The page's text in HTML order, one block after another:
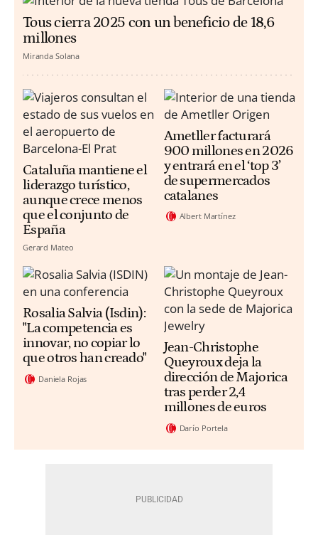
Tous cierra 2025 con un beneficio de 18,6
millones
Miranda Solana
Cataluña mantiene el
liderazgo turístico,
aunque crece menos
que el conjunto de
España
Gerard Mateo
Ametller facturará
900 millones en 2026
y entrará en el ‘top 3’
de supermercados
catalanes
Albert Martínez
Rosalia Salvia (Isdin):
"La competencia es
innovar, no copiar lo
que otros han creado"
Daniela Rojas
Jean-Christophe
Queyroux deja la
dirección de Majorica
tras perder 2,4
millones de euros
Darío Portela